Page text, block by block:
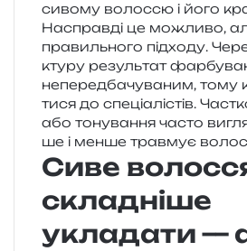
сиво­му волос­сю і його
Насправді це можли­во,
пра­виль­но­го під­хо­ду.
кту­ру резуль­тат
непе­ре­дба­чу­ва­ним, тому
ти­ся до спе­ці­а­лі­стів.
або тону­ва­н­ня часто
ше і менше трав­мує
Сиве
складніше
укладати —